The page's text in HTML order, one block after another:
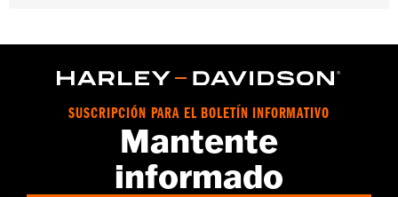
Installation Instructions
GARANTÍA:1 año de garantía limitada – Consultawww.h-
para más información
SUSCRIPCIÓN PARA EL BOLETÍN INFORMATIVO
Mantente
informado